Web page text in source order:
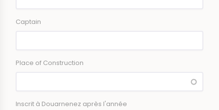
Captain
Place of Construction
Inscrit à Douarnenez après l'année